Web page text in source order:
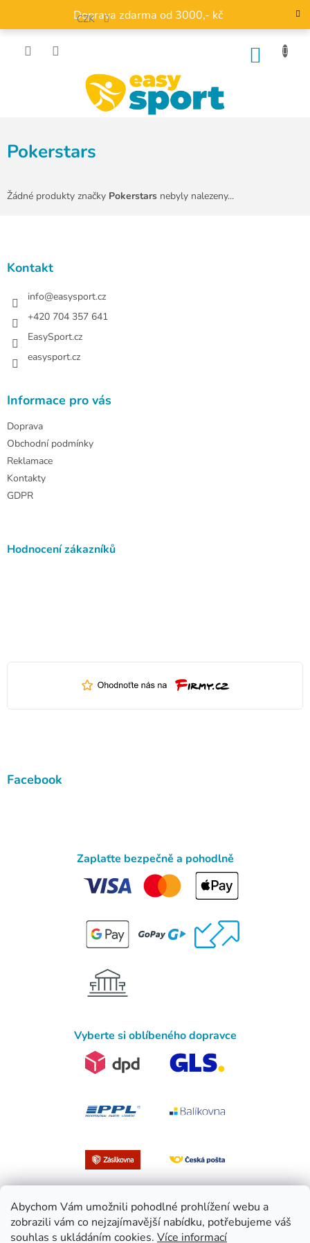
Abychom Vám umožnili pohodlné prohlížení webu a
zobrazili vám co nejzajímavější nabídku, potřebujeme váš
souhlas s ukládáním cookies. Více informací
obsah
Doprava zdarma od 3000,- kč
CZK
Pokerstars
Žádné produkty značky Pokerstars nebyly nalezeny...
Kontakt
info@easysport.cz
+420 704 357 641
EasySport.cz
easysport.cz
Informace pro vás
Doprava
Obchodní podmínky
Reklamace
Kontakty
GDPR
Hodnocení zákazníků
Facebook
Zaplaťte bezpečně a pohodlně
Vyberte si oblíbeného dopravce